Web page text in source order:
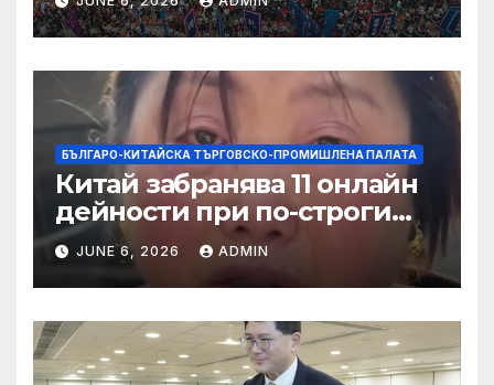
слънчева енергия
БЪЛГАРО-КИТАЙСКА ТЪРГОВСКО-ПРОМИШЛЕНА ПАЛАТА
Китай забранява 11 онлайн
дейности при по-строги
правила за ограничаване на
слуховете и
кибернасилниците
JUNE 6, 2026 ADMIN